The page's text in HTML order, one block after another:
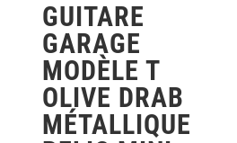
GUITARE
GARAGE
MODÈLE T
OLIVE DRAB
MÉTALLIQUE